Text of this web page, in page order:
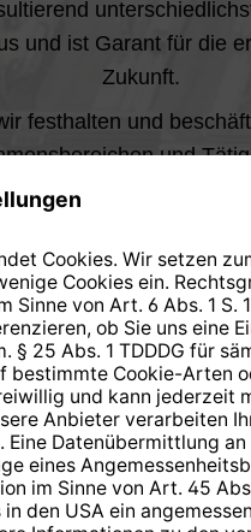
und ist Garant für die
Zukunft.
festhalten und
und
elementaren
Service sowie